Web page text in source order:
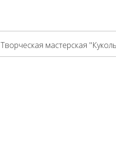
Творческая мастерская